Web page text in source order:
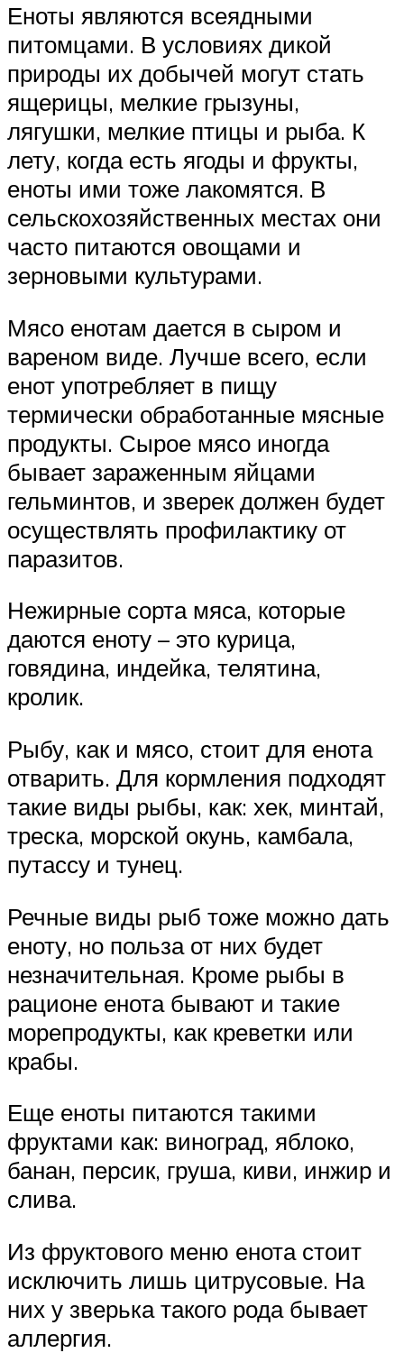
Еноты являются всеядными
питомцами. В условиях дикой
природы их добычей могут стать
ящерицы, мелкие грызуны,
лягушки, мелкие птицы и рыба. К
лету, когда есть ягоды и фрукты,
еноты ими тоже лакомятся. В
сельскохозяйственных местах они
часто питаются овощами и
зерновыми культурами.
Мясо енотам дается в сыром и
вареном виде. Лучше всего, если
енот употребляет в пищу
термически обработанные мясные
продукты. Сырое мясо иногда
бывает зараженным яйцами
гельминтов, и зверек должен будет
осуществлять профилактику от
паразитов.
Нежирные сорта мяса, которые
даются еноту – это курица,
говядина, индейка, телятина,
кролик.
Рыбу, как и мясо, стоит для енота
отварить. Для кормления подходят
такие виды рыбы, как: хек, минтай,
треска, морской окунь, камбала,
путассу и тунец.
Речные виды рыб тоже можно дать
еноту, но польза от них будет
незначительная. Кроме рыбы в
рационе енота бывают и такие
морепродукты, как креветки или
крабы.
Еще еноты питаются такими
фруктами как: виноград, яблоко,
банан, персик, груша, киви, инжир и
слива.
Из фруктового меню енота стоит
исключить лишь цитрусовые. На
них у зверька такого рода бывает
аллергия.